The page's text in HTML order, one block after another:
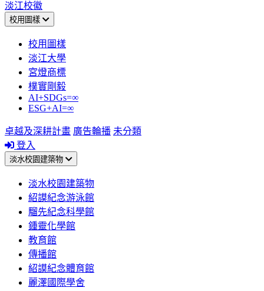
淡江校徽
校用圖樣
校用圖樣
淡江大學
宮燈商標
樸實剛毅
AI+SDGs=∞
ESG+AI=∞
卓越及深耕計畫 廣告輪播 未分類
登入
淡水校園建築物
淡水校園建築物
紹謨紀念游泳館
騮先紀念科學館
鍾靈化學館
教育館
傳播館
紹謨紀念體育館
麗澤國際學舍